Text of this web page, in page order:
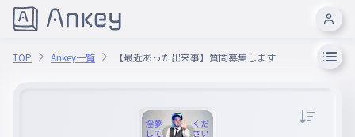
TOP Ankey一覧 【最近あった出来事】質問募集します